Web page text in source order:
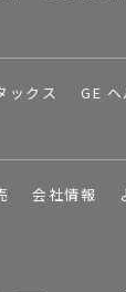
ックス GE
会社情報